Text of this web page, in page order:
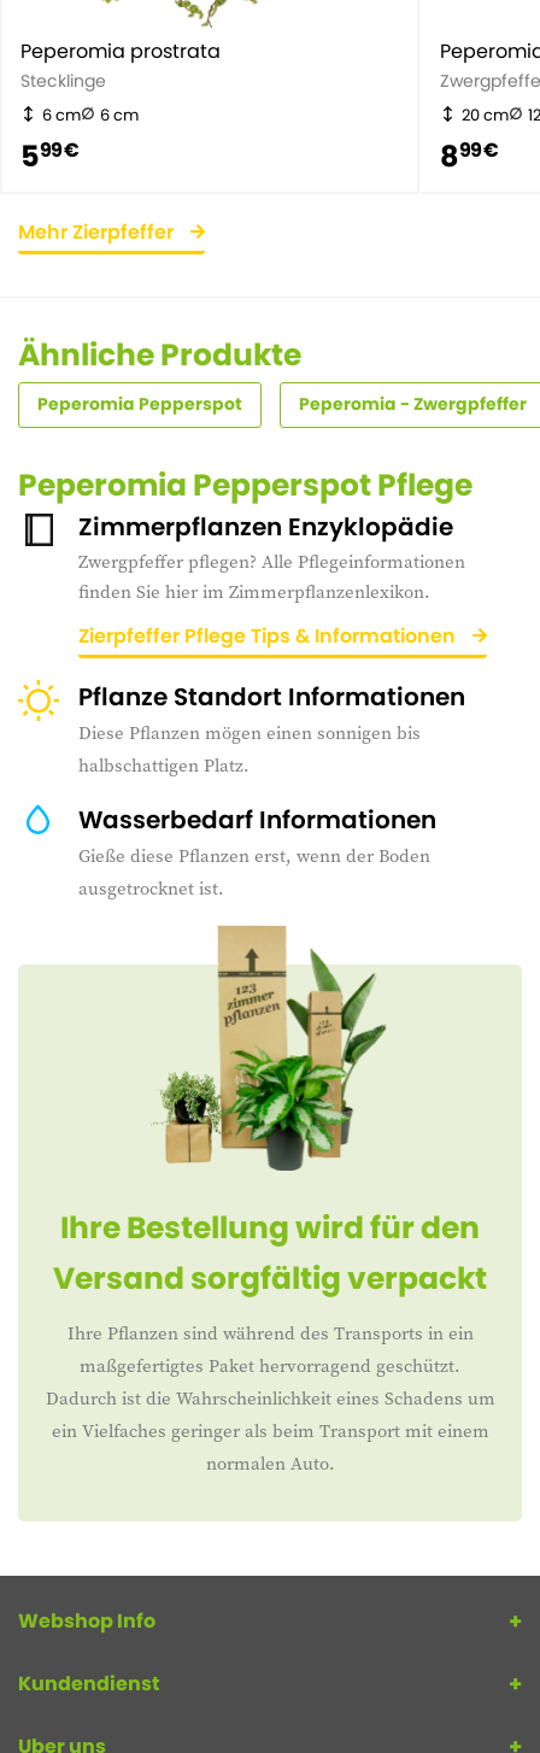
Peperomia prostrata
Stecklinge
6 cm 6 cm
599 €
20 cm
899 €
Mehr Zierpfeffer
Ähnliche Produkte
Peperomia Pepperspot Peperomia - Zwergpfeffer
Peperomia Pepperspot Pflege
Zimmerpflanzen Enzyklopädie
Zwergpfeffer pflegen? Alle Pflegeinformationen
finden Sie hier im Zimmerpflanzenlexikon.
Zierpfeffer Pflege Tips & Informationen
Pflanze Standort Informationen
Diese Pflanzen mögen einen sonnigen bis
halbschattigen Platz.
Wasserbedarf Informationen
Gieße diese Pflanzen erst, wenn der Boden
ausgetrocknet ist.
Ihre Bestellung wird für den
Versand sorgfältig verpackt
Ihre Pflanzen sind während des Transports in ein
maßgefertigtes Paket hervorragend geschützt.
Dadurch ist die Wahrscheinlichkeit eines Schadens um
ein Vielfaches geringer als beim Transport mit einem
normalen Auto.
Webshop Info
Kundendienst
Uber uns